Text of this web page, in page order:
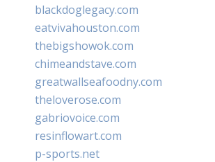
blackdoglegacy.com
eatvivahouston.com
thebigshowok.com
chimeandstave.com
greatwallseafoodny.com
theloverose.com
gabriovoice.com
resinflowart.com
p-sports.net